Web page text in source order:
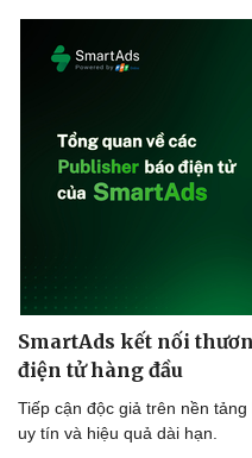
SmartAds kết nối
điện tử hàng đầu
Tiếp cận độc giả trên nền
uy tín và hiệu quả dài hạn.